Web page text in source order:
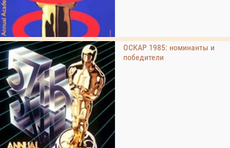
ОСКАР 1985: номинанты и
победители